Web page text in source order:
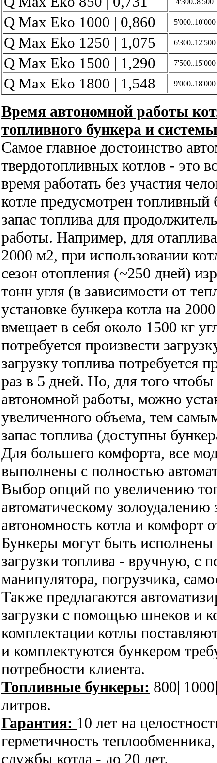
Q Max Eko 1000 | 0,860 5'000..10'000
Q Max Eko 1250 | 1,075 6'300..12'500
Q Max Eko 1500 | 1,290 7'500..15'000
Q Max Eko 1800 | 1,548 9'000..18'000
Время автономной работы
топливного бункера и
Самое главное достоинство
твердотопливных котлов - это
время работать без участия
котле предусмотрен топливный
запас топлива для
работы. Например, для
2000 м2, при использовании
сезон отопления (~250 дней)
тонн угля (в зависимости от
установке бункера котла на
вмещает в себя около 1500 кг
потребуется произвести
загрузку топлива потребуется
раз в 5 дней. Но, для того
автономной работы, можно
увеличенного объема, тем
запас топлива (доступны
Для большего комфорта, все
выполнены с полностью
Выбор опций по увеличению
автоматическому
автономность котла и комфорт
Бункеры могут быть
загрузки топлива - вручную, с
манипулятора, погрузчика,
Также предлагаются
загрузки с помощью шнеков и
комплектации котлы
и комплектуются бункером
потребности клиента.
Топливные бункеры: 800|
литров.
Гарантия: 10 лет на
герметичность
службы котла - до 20 лет.